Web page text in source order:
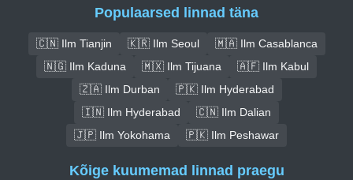
Populaarsed linnad täna
🇨🇳 Ilm Tianjin 🇰🇷 Ilm Seoul
🇲🇦 Ilm Casablanca
🇳🇬 Ilm Kaduna
🇲🇽 Ilm Tijuana
🇦🇫 Ilm Kabul
🇿🇦 Ilm Durban
🇵🇰 Ilm Hyderabad
🇮🇳 Ilm Hyderabad
🇨🇳 Ilm Dalian
🇯🇵 Ilm Yokohama
🇵🇰 Ilm Peshawar
Kõige kuumemad linnad praegu